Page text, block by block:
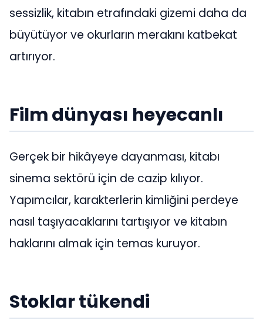
sessizlik, kitabın etrafındaki gizemi daha da
büyütüyor ve okurların merakını katbekat
artırıyor.
Film dünyası heyecanlı
Gerçek bir hikâyeye dayanması, kitabı
sinema sektörü için de cazip kılıyor.
Yapımcılar, karakterlerin kimliğini perdeye
nasıl taşıyacaklarını tartışıyor ve kitabın
haklarını almak için temas kuruyor.
Stoklar tükendi